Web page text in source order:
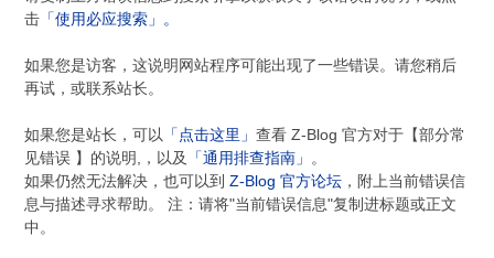
击 「使用必应搜索」。
如果您是访客，这说明网站程序可能出现了一些错误。请您稍后
再试，或联系站长。
如果您是站长，可以 「点击这里」查看 Z-Blog 官方对于【部分常
见错误 】的说明,，以及
「通用排查指南」 。
如果仍然无法解决，也可以到Z-Blog 官方论坛 ，附上当前错误信
息与描述寻求帮助。 注：请将"当前错误信息"复制进标题或正文
中。